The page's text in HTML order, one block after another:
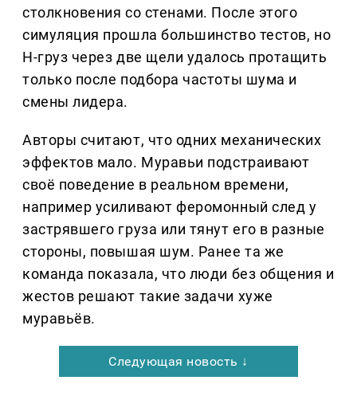
столкновения со стенами. После этого
симуляция прошла большинство тестов, но
H-груз через две щели удалось протащить
только после подбора частоты шума и
смены лидера.
Авторы считают, что одних механических
эффектов мало. Муравьи подстраивают
своё поведение в реальном времени,
например усиливают феромонный след у
застрявшего груза или тянут его в разные
стороны, повышая шум. Ранее та же
команда показала, что люди без общения и
жестов решают такие задачи хуже
муравьёв.
Следующая новость ↓